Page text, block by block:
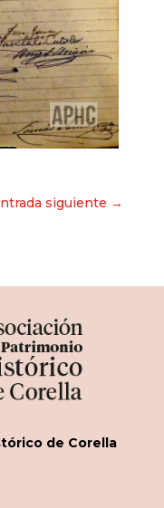
siguiente →
de Corella